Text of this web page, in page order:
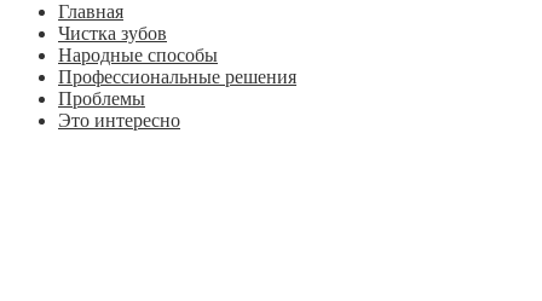
Главная
Чистка зубов
Народные способы
Профессиональные решения
Проблемы
Это интересно